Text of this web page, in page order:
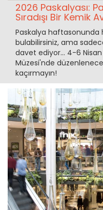
2026 Paskalyası:
Sıradışı Bir Kemik
Paskalya haftasonunda
bulabilirsiniz, ama
davet ediyor... 4-6
Müzesi'nde
kaçırmayın!